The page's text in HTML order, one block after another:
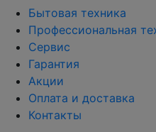
Бытовая техника
Профессиональная
Сервис
Гарантия
Акции
Оплата и доставка
Контакты